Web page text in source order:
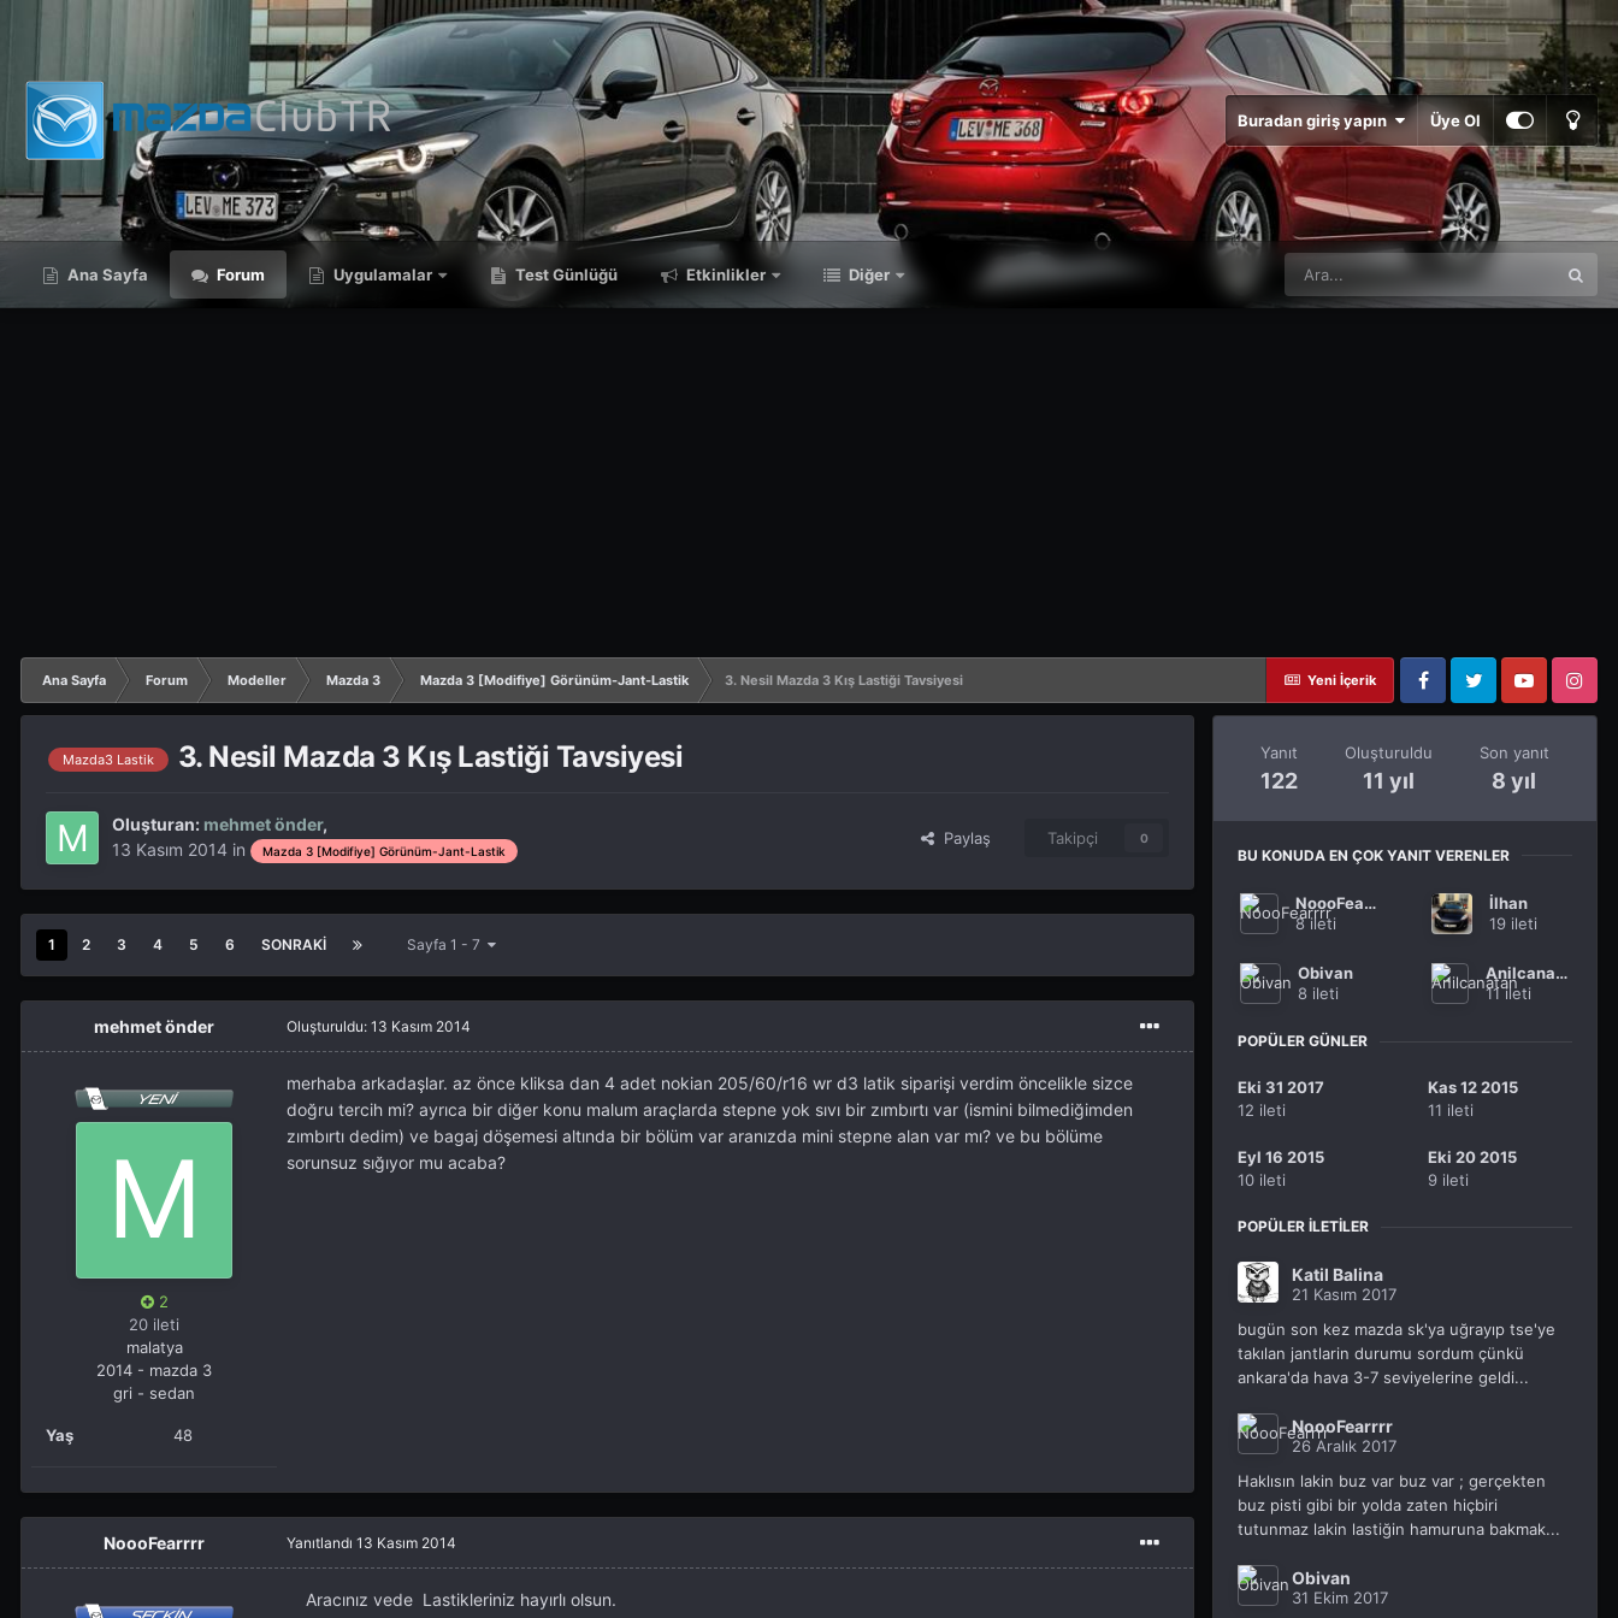
Buradan giriş yapın Üye Ol
Ana Sayfa Forum Uygulamalar Test Günlüğü Etkinlikler Diğer
Yeni İçerik
Ana Sayfa Forum Modeller Mazda 3 Mazda 3 [Modifiye] Görünüm-Jant-Lastik
3. Nesil Mazda 3 Kış Lastiği Tavsiyesi
FacebookTwitter YouTube Instagram
Mazda3 Lastik 3. Nesil Mazda 3 Kış Lastiği Tavsiyesi
Oluşturan: mehmet önder,
13 Kasım 2014 in Mazda 3 [Modifiye] Görünüm-Jant-Lastik
Paylaş Takipçi 0
1 2 3 4 5 6 SONRAKI Sayfa 1 - 7
mehmet önder
2
20 ileti
malatya
2014 - mazda 3
gri - sedan
Yaş 48
Oluşturuldu: 13 Kasım 2014
merhaba arkadaşlar. az önce kliksa dan 4 adet nokian 205/60/r16 wr d3 latik siparişi verdim öncelikle sizce
doğru tercih mi? ayrıca bir diğer konu malum araçlarda stepne yok sıvı bir zımbırtı var (ismini bilmediğimden
zımbırtı dedim) ve bagaj döşemesi altında bir bölüm var aranızda mini stepne alan var mı? ve bu bölüme
sorunsuz sığıyor mu acaba?
NoooFearrrr Yanıtlandı 13 Kasım 2014
Aracınız vede Lastikleriniz hayırlı olsun.
Yanıt
122
Oluşturuldu
11 yıl
Son yanıt
8 yıl
BU KONUDA EN ÇOK YANIT VERENLER
NoooFearrrr
8 ileti
İlhan
19 ileti
Obivan
8 ileti
Anilcanatan
11 ileti
POPÜLER GÜNLER
Eki 31 2017
12 ileti
Kas 12 2015
11 ileti
Eyl 16 2015
10 ileti
Eki 20 2015
9 ileti
POPÜLER İLETILER
Katil Balina
21 Kasım 2017
bugün son kez mazda sk'ya uğrayıp tse'ye
takılan jantlarin durumu sordum çünkü
ankara'da hava 3-7 seviyelerine geldi...
NoooFearrrr
26 Aralık 2017
Haklısın lakin buz var buz var ; gerçekten
buz pisti gibi bir yolda zaten hiçbiri
tutunmaz lakin lastiğin hamuruna bakmak...
Obivan
31 Ekim 2017